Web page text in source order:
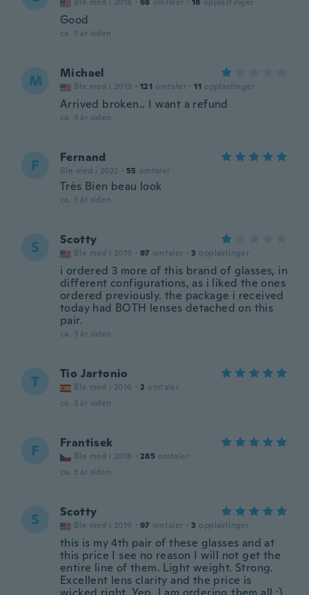
Good
ca. 3 år siden
M Michael
Ble med i 2019 · 121 omtaler · 11 opplastinger
Arrived broken.. I want a refund
ca. 3 år siden
F Fernand
Ble med i 2022 · 55 omtaler
Très Bien beau look
ca. 3 år siden
S Scotty
Ble med i 2019 · 97 omtaler · 3 opplastinger
i ordered 3 more of this brand of glasses, in
different configurations, as i liked the ones
ordered previously. the package i received
today had BOTH lenses detached on this
pair.
ca. 3 år siden
T Tio Jartonio
Ble med i 2016 · 2 omtaler
ca. 3 år siden
F Frantisek
Ble med i 2018 · 285 omtaler
ca. 3 år siden
S Scotty
Ble med i 2019 · 97 omtaler · 3 opplastinger
this is my 4th pair of these glasses and at
this price I see no reason I will not get the
entire line of them. Light weight. Strong.
Excellent lens clarity and the price is